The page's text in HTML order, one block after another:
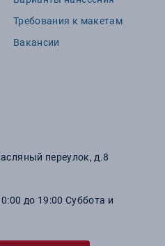
Требования к макетам
Вакансии
переулок, д.8
до 19:00 Суббота и